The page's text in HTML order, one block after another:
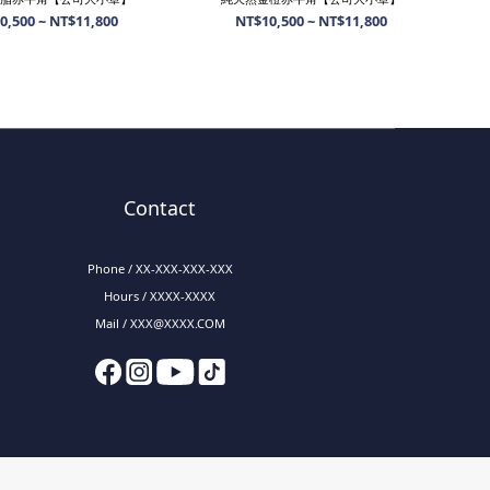
~ NT$11,800 NT$10,500 ~ NT$11,800
Contact
Phone / XX-XXX-XXX-XXX
Hours / XXXX-XXXX
Mail / XXX@XXXX.COM